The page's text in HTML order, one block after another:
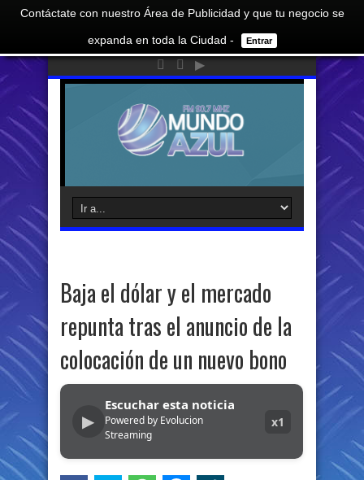
Contáctate con nuestro Área de Publicidad y que tu negocio se
expanda en toda la Ciudad - Entrar
Baja el dólar y el mercado
repunta tras el anuncio de la
colocación de un nuevo bono
▶
Escuchar esta noticia
Powered by Evolucion
Streaming
x1